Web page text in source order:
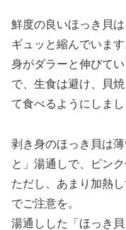
鮮度の良いほっき貝
ギュッと縮んでいます
身がダラーと伸びて
で、生食は避け、貝
て食べるようにしまし
剥き身のほっき貝は
と」湯通しで、ピン
ただし、あまり加熱
でご注意を。
湯通しした「ほっき